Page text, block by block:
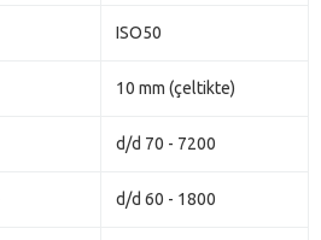
ISO50
10 mm (çeltikte)
d/d 70 - 7200
d/d 60 - 1800